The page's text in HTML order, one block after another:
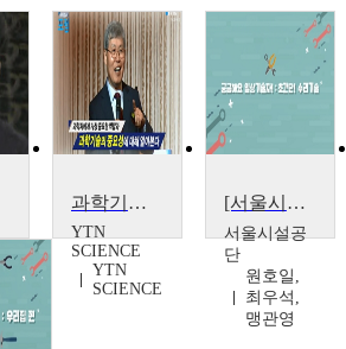
과학기술자의 사회적 책임
YTN
SCIENCE
YTN
SCIENCE
[서울시설공단x서울특별시평생교육진흥원 모두의학교] 일상기술자 프로젝트
서울시설공
단
원호일,
최우석,
맹관영